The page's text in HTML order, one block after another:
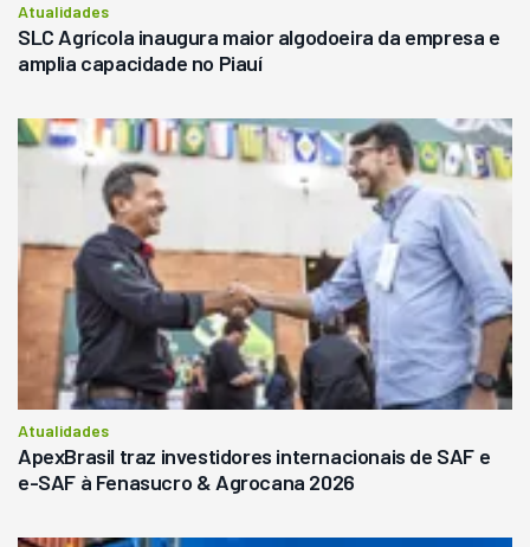
Atualidades
SLC Agrícola inaugura maior algodoeira da empresa e
amplia capacidade no Piauí
Atualidades
ApexBrasil traz investidores internacionais de SAF e
e-SAF à Fenasucro & Agrocana 2026